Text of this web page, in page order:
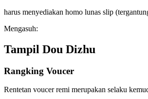
harus menyediakan homo lunas slip
Mengasuh:
Tampil Dou Dizhu
Rangking Voucer
Rentetan voucer remi merupakan selaku